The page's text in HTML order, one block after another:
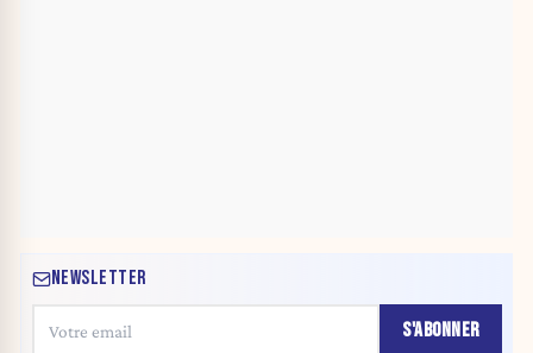
NEWSLETTER
S'ABONNER